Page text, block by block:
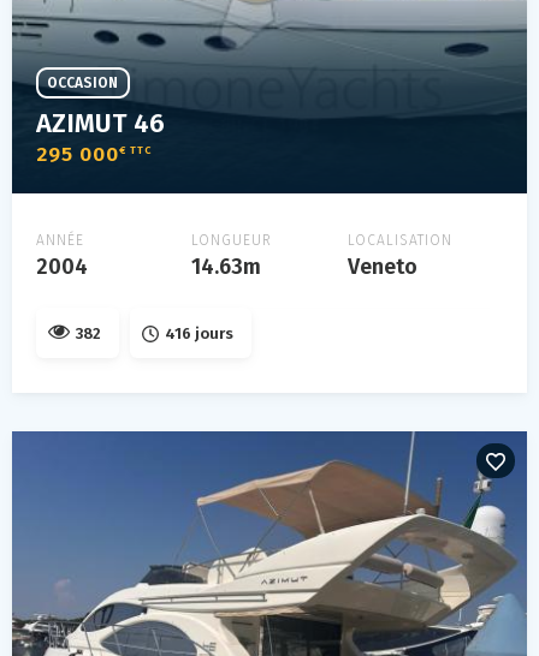
AZIMUT 46
295 000€ TTC
OCCASION
ANNÉE
2004
LONGUEUR
14.63m
LOCALISATION
Veneto
382 416 jours